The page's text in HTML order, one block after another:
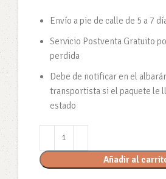
Envío a pie de calle de 5 a 7
Servicio Postventa Gratuito
perdida
Debe de notificar en el
transportista si el paquete le
estado
Añadir al